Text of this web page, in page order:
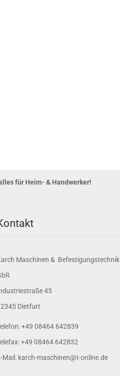
für Heim- & Handwerker!
Maschinen & Befestigungstechnik
45
Dietfurt
+49 08464 642839
+49 08464 642832
Mail: karch-maschinen@t-online.de